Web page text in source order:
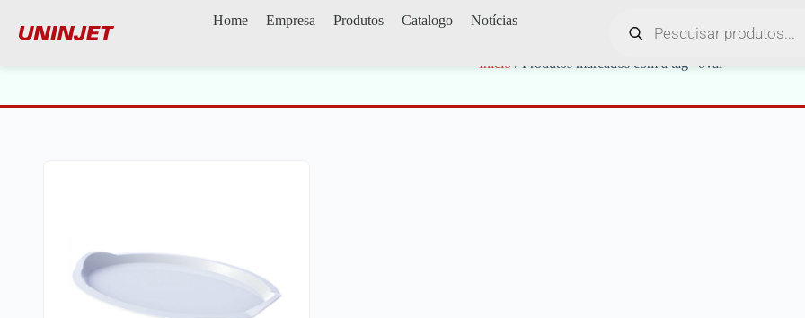
Home Empresa Produtos Catalogo Notícias
Início / Produtos marcados com a tag “oval”